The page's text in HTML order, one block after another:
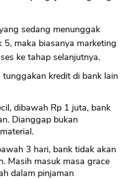
sedang menunggak
5, maka biasanya marketing
ke tahap selanjutnya.
kredit di bank lain
dibawah Rp 1 juta, bank
Dianggap bukan
3 hari, bank tidak akan
Masih masuk masa grace
dalam pinjaman
OK
CANCEL